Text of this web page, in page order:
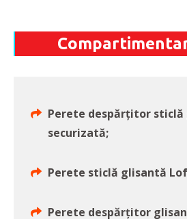
Perete despărţitor
securizată;
Perete sticlă glisantă
Perete despărţitor